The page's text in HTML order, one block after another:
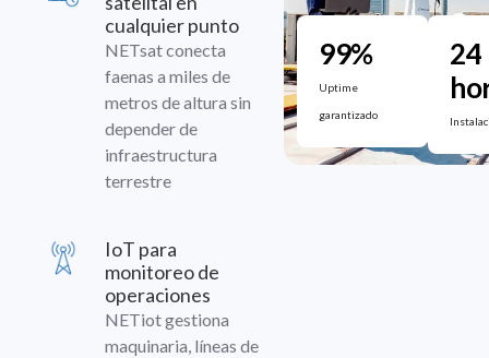
cualquier punto
NETsat conecta
faenas a miles de
metros de altura sin
depender de
infraestructura
terrestre
IoT para
monitoreo de
operaciones
NETiot gestiona
maquinaria, líneas de
99%
Uptime
garantizado
24